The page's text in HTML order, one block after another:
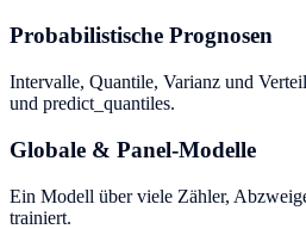
Probabilistische Prognosen
Intervalle, Quantile, Varianz und
und predict_quantiles.
Globale & Panel-Modelle
Ein Modell über viele Zähler,
trainiert.